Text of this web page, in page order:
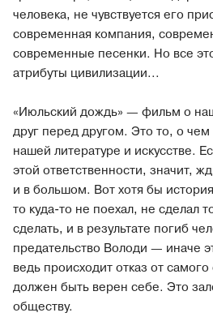
человека, не чувствуется его
современная компания,
современные песенки. Но все
атрибуты цивилизации...
«Июльский дождь» — фильм о
друг перед другом. Это то, о чем
нашей литературе и искусстве.
этой ответственности, значит,
и в большом. Вот хотя бы
то куда-то не поехал, не сделал
сделать, и в результате погиб
предательство Володи — иначе
ведь происходит отказ от
должен быть верен себе. Это
обществу.